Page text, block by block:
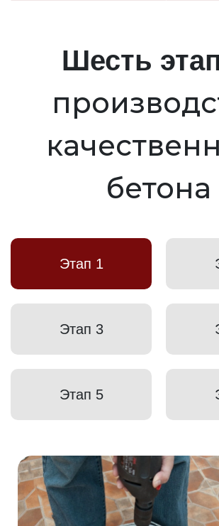
Шесть
бетона
Этап 1
Этап 3
Этап 5